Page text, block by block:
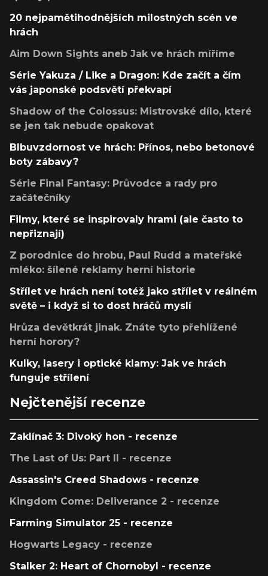
20 nejpamětihodnějších milostných scén ve
hrách
Aim Down Sights aneb Jak ve hrách míříme
Série Yakuza / Like a Dragon: Kde začít a čím
vás japonské podsvětí překvapí
Shadow of the Colossus: Mistrovské dílo, které
se jen tak nebude opakovat
Blbuvzdornost ve hrách: Přínos, nebo betonové
boty zábavy?
Série Final Fantasy: Průvodce a rady pro
začátečníky
Filmy, které se inspirovaly hrami (ale často to
nepřiznají)
Z porodnice do hrobu, Paul Rudd a mateřské
mléko: šílené reklamy herní historie
Střílet ve hrách není totéž jako střílet v reálném
světě – i když si to dost hráčů myslí
Hrůza devětkrát jinak. Znáte tyto přehlížené
herní horory?
Kulky, lasery i optické klamy: Jak ve hrách
funguje střílení
Nejčtenější recenze
Zaklínač 3: Divoký hon - recenze
The Last of Us: Part II - recenze
Assassin's Creed Shadows - recenze
Kingdom Come: Deliverance 2 - recenze
Farming Simulator 25 - recenze
Hogwarts Legacy - recenze
Stalker 2: Heart of Chornobyl - recenze